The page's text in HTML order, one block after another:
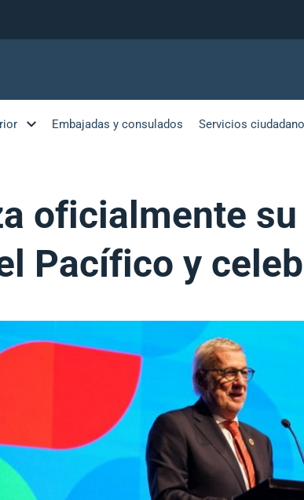
Embajadas y consulados Servicios
oficialmente
Pacífico y